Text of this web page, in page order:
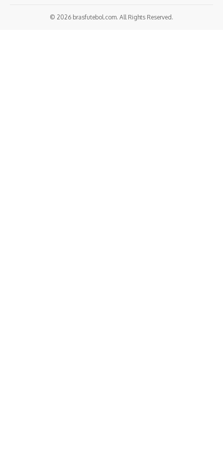
© 2026 brasfutebol.com. All Rights Reserved.